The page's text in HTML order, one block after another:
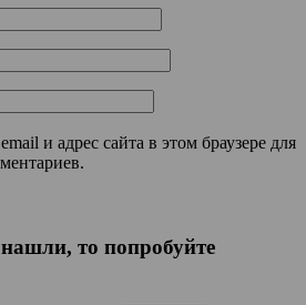
и адрес сайта в этом браузере для
то попробуйте